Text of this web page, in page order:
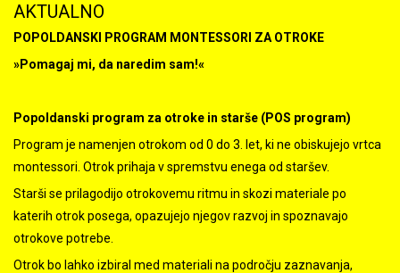
AKTUALNO
POPOLDANSKI PROGRAM MONTESSORI ZA OTROKE
»Pomagaj mi, da naredim sam!«
Popoldanski program za otroke in starše (POS program)
Program je namenjen otrokom od 0 do 3. let, ki ne obiskujejo vrtca
montessori. Otrok prihaja v spremstvu enega od staršev.
Starši se prilagodijo otrokovemu ritmu in skozi materiale po
katerih otrok posega, opazujejo njegov razvoj in spoznavajo
otrokove potrebe.
Otrok bo lahko izbiral med materiali na področju zaznavanja,